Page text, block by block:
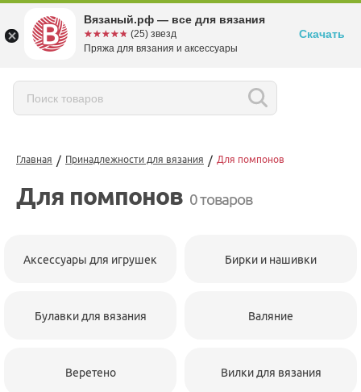
Главная / Принадлежности для вязания / Для помпонов
Для помпонов 0 товаров
Аксессуары для игрушек Бирки и нашивки
Булавки для вязания Валяние
Веретено Вилки для вязания
Вязаный.рф — все для вязания
☆☆☆☆☆
★★★★★ (25) звезд
Пряжа для вязания и аксессуары
Скачать